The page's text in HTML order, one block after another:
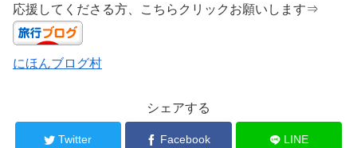
応援してくださる方、こちらクリックお願いします⇒
にほんブログ村
シェアする
Twitter Facebook LINE